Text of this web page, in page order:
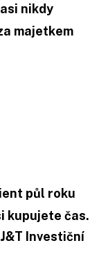
nikdy
majetkem
půl roku
kupujete čas.
Investiční